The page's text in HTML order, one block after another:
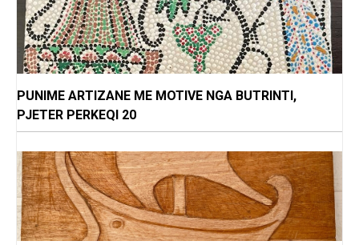
PUNIME ARTIZANE ME MOTIVE NGA BUTRINTI,
PJETER PERKEQI 20